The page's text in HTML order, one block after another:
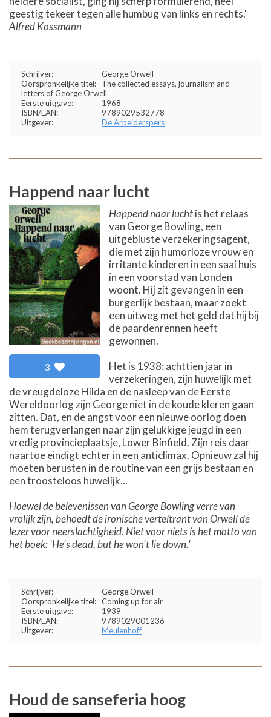
geestig tekeer tegen alle humbug van links en rechts.'
Alfred Kossmann
Schrijver:
George Orwell
Oorspronkelijke titel:
The collected essays, journalism and
letters of George Orwell
Eerste uitgave:
1968
ISBN/EAN:
9789029532778
Uitgever:
De Arbeiderspers
Happend naar lucht
3
Happend naar luchtis het relaas
van George Bowling, een
uitgebluste verzekeringsagent,
die met zijn humorloze vrouw en
irritante kinderen in een saai huis
in een voorstad van Londen
woont. Hij zit gevangen in een
burgerlijk bestaan, maar zoekt
een uitweg met het geld dat hij bij
de paardenrennen heeft
gewonnen.
Het is 1938: achttien jaar in
verzekeringen, zijn huwelijk met
de vreugdeloze Hilda en de nasleep van de Eerste
Wereldoorlog zijn George niet in de koude kleren gaan
zitten. Dat, en de angst voor een nieuwe oorlog doen
hem terugverlangen naar zijn gelukkige jeugd in een
vredig provincieplaatsje, Lower Binfield. Zijn reis daar
naartoe eindigt echter in een anticlimax. Opnieuw zal hij
moeten berusten in de routine van een grijs bestaan en
een troosteloos huwelijk...
Hoewel de belevenissen van George Bowling verre van
vrolijk zijn, behoedt de ironische verteltrant van Orwell de
lezer voor neerslachtigheid. Niet voor niets is het motto van
het boek: 'He's dead, but he won't lie down.'
Schrijver:
George Orwell
Oorspronkelijke titel: Coming up for air
Eerste uitgave:
1939
ISBN/EAN:
9789029001236
Uitgever:
Meulenhoff
Houd de sanseferia hoog